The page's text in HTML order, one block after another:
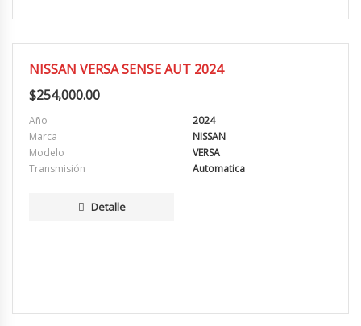
MUY BUENA
NISSAN VERSA SENSE AUT 2024
$254,000.00
Año
2024
Marca
NISSAN
Modelo
VERSA
Transmisión
Automatica
Detalle